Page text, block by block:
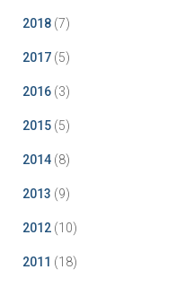
2018 (7)
2017 (5)
2016 (3)
2015 (5)
2014 (8)
2013 (9)
2012 (10)
2011 (18)